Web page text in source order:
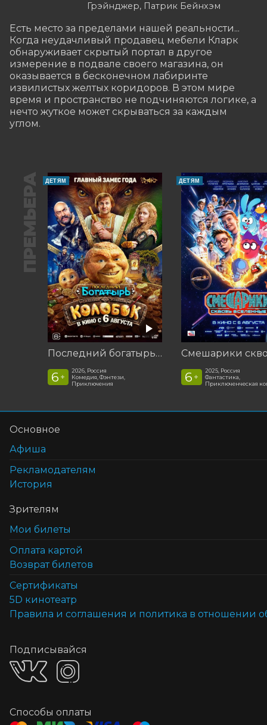
Грэйнджер, Патрик Бейнхэм
Есть место за пределами нашей реальности...
Когда неудачливый продавец мебели Кларк
обнаруживает скрытый портал в другое
измерение в подвале своего магазина, он
оказывается в бесконечном лабиринте
извилистых желтых коридоров. В этом мире
время и пространство не подчиняются логике, а
нечто жуткое может скрываться за каждым
углом.
ПРЕМЬЕРА ДЕТЯМ
Последний богатырь. Колобок
6 +
2026, Россия
Комедия, Фэнтези,
Приключения
ДЕТЯМ
6 +
2025, Россия
Фантастика,
Приключенческая
Основное
Афиша
Рекламодателям
История
Зрителям
Мои билеты
Оплата картой
Возврат билетов
Cертификаты
5D кинотеатр
Правила и соглашения и политика в отношении
Подписывайся
Способы оплаты